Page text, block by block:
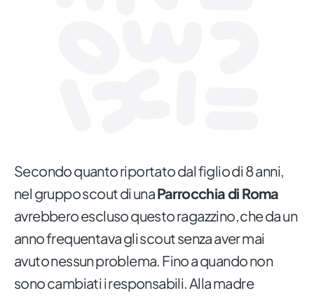
Secondo quanto riportato dal figlio di 8 anni,
nel gruppo scout di unaParrocchia di Roma
avrebbero escluso questo ragazzino, che da un
anno frequentava gli scout senza aver mai
avuto nessun problema. Fino a quando non
sono cambiati i responsabili. Alla madre